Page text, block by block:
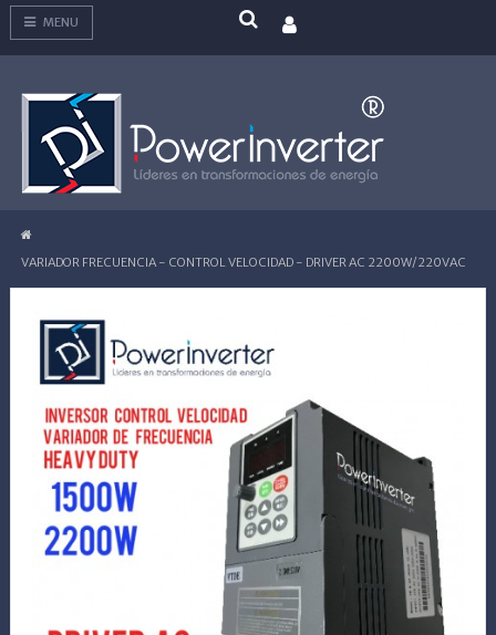
MENU
VARIADOR FRECUENCIA - CONTROL VELOCIDAD - DRIVER AC 2200W/220VAC